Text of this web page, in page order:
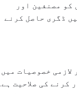
کو مصنفین اور
ڈگری حاصل کرنے
خصوصیات میں
کرنے کی صلاحیت ہے.